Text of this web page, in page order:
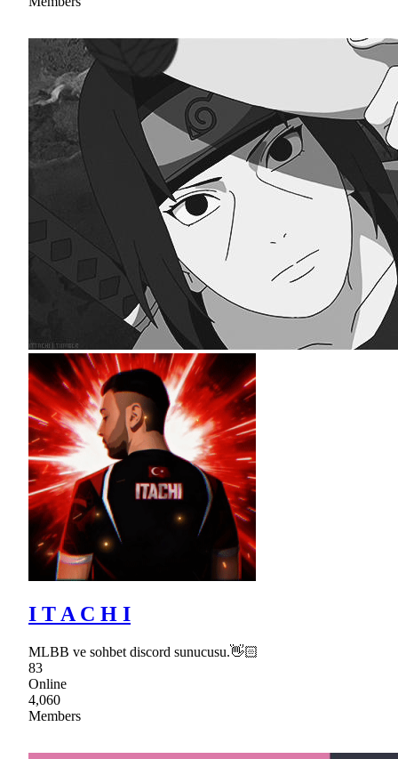
I T A C H I
MLBB ve sohbet discord sunucusu.👋🏻
83
Online
4,060
Members